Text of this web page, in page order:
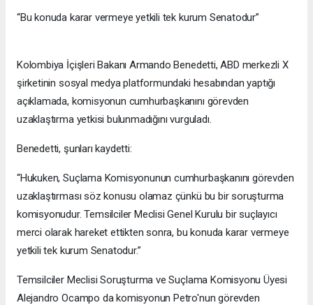
“Bu konuda karar vermeye yetkili tek kurum Senatodur”
Kolombiya İçişleri Bakanı Armando Benedetti, ABD merkezli X
şirketinin sosyal medya platformundaki hesabından yaptığı
açıklamada, komisyonun cumhurbaşkanını görevden
uzaklaştırma yetkisi bulunmadığını vurguladı.
Benedetti, şunları kaydetti:
“Hukuken, Suçlama Komisyonunun cumhurbaşkanını görevden
uzaklaştırması söz konusu olamaz çünkü bu bir soruşturma
komisyonudur. Temsilciler Meclisi Genel Kurulu bir suçlayıcı
merci olarak hareket ettikten sonra, bu konuda karar vermeye
yetkili tek kurum Senatodur.”
Temsilciler Meclisi Soruşturma ve Suçlama Komisyonu Üyesi
Alejandro Ocampo da komisyonun Petro'nun görevden